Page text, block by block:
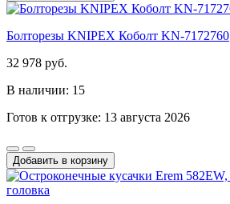
Болторезы KNIPEX Коболт KN-7172760
32 978 руб.
В наличии: 15
Готов к отгрузке: 13 августа 2026
Добавить в корзину